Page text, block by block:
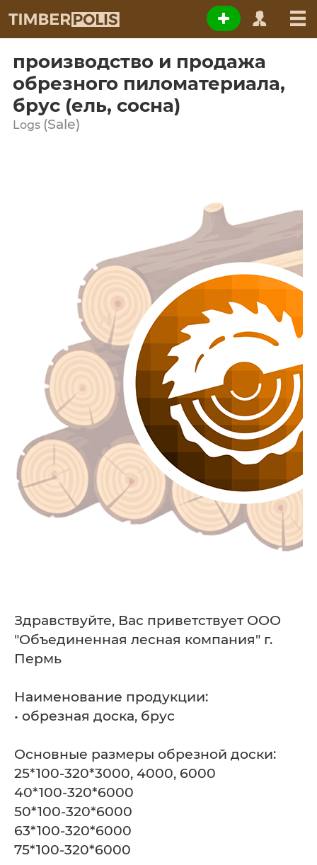
производство и продажа
обрезного пиломатериала,
брус (ель, сосна)
Logs (Sale)
Здравствуйте, Вас приветствует ООО
"Объединенная лесная компания" г.
Пермь
Наименование продукции:
• обрезная доска, брус
Основные размеры обрезной доски:
25*100-320*3000, 4000, 6000
40*100-320*6000
50*100-320*6000
63*100-320*6000
75*100-320*6000